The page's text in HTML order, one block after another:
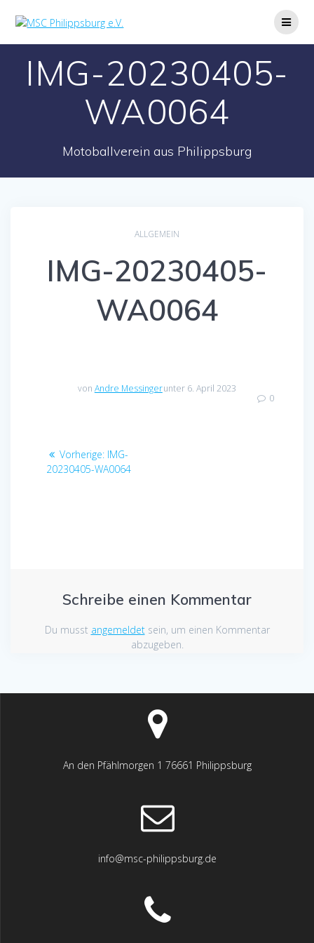
IMG-20230405-
WA0064
Motoballverein aus Philippsburg
ALLGEMEIN
IMG-20230405-
WA0064
von Andre Messingerunter 6. April 2023
0
Beitragsnavigation
Vorherige: Vorheriger
Beitrag:
IMG-
20230405-WA0064
Schreibe einen Kommentar
Du musst angemeldetsein, um einen Kommentar
abzugeben.
An den Pfählmorgen 1 76661 Philippsburg
info@msc-philippsburg.de